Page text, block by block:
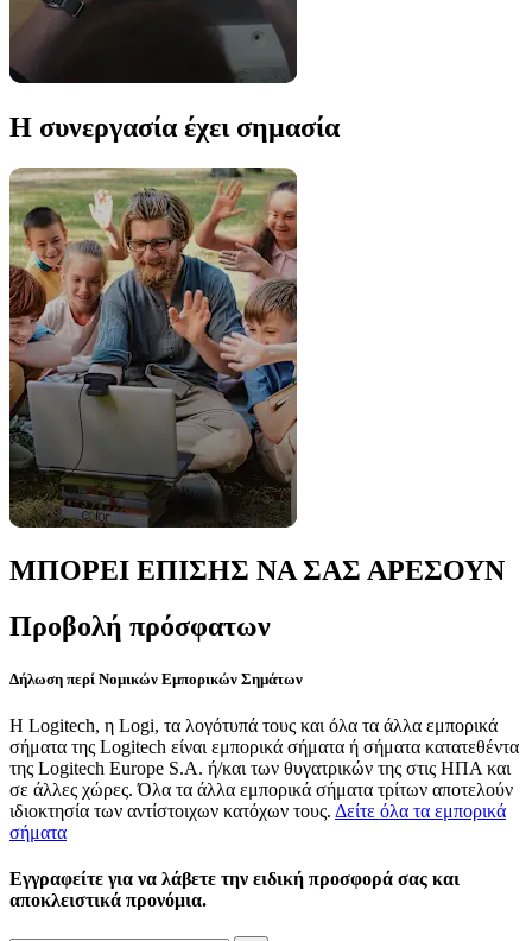
Η συνεργασία έχει σημασία
ΜΠΟΡΕΙ ΕΠΙΣΗΣ ΝΑ ΣΑΣ ΑΡΕΣΟΥΝ
Προβολή πρόσφατων
Δήλωση περί Νομικών Εμπορικών Σημάτων
Η Logitech, η Logi, τα λογότυπά τους και όλα τα άλλα εμπορικά
σήματα της Logitech είναι εμπορικά σήματα ή σήματα κατατεθέντα
της Logitech Europe S.A. ή/και των θυγατρικών της στις ΗΠΑ και
σε άλλες χώρες. Όλα τα άλλα εμπορικά σήματα τρίτων αποτελούν
ιδιοκτησία των αντίστοιχων κατόχων τους. Δείτε όλα τα εμπορικά
σήματα
Εγγραφείτε για να λάβετε την ειδική προσφορά σας και
αποκλειστικά προνόμια.